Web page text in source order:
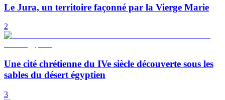
Le Jura, un territoire façonné par la Vierge Marie
2
Une cité chrétienne du IVe siècle découverte sous les
sables du désert égyptien
3